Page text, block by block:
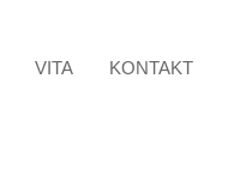
VITA KONTAKT